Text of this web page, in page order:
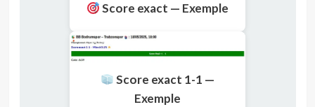
Score exact — Exemple
Score exact 1-1 —
Exemple